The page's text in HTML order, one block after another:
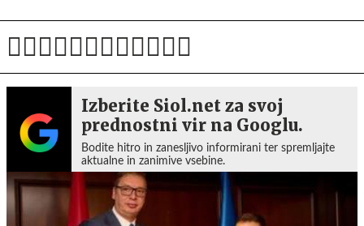
Izberite Siol.net za svoj
prednostni vir na Googlu.
Bodite hitro in zanesljivo informirani ter spremljajte
aktualne in zanimive vsebine.